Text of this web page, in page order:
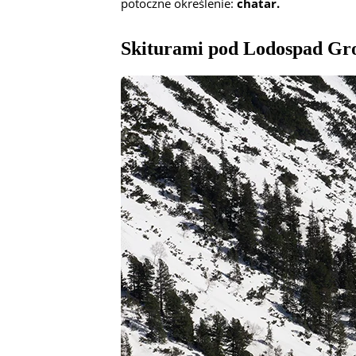
potoczne określenie: chatar.
Skiturami pod Lodospad